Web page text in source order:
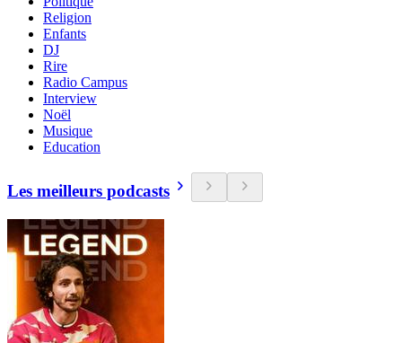
Religion
Enfants
DJ
Rire
Radio Campus
Interview
Noël
Musique
Education
Les meilleurs podcasts